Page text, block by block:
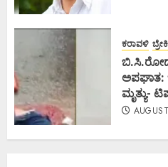
ಕರಾವಳಿ
ಅಪಘಾತ:
ಮೃತ್ಯು-